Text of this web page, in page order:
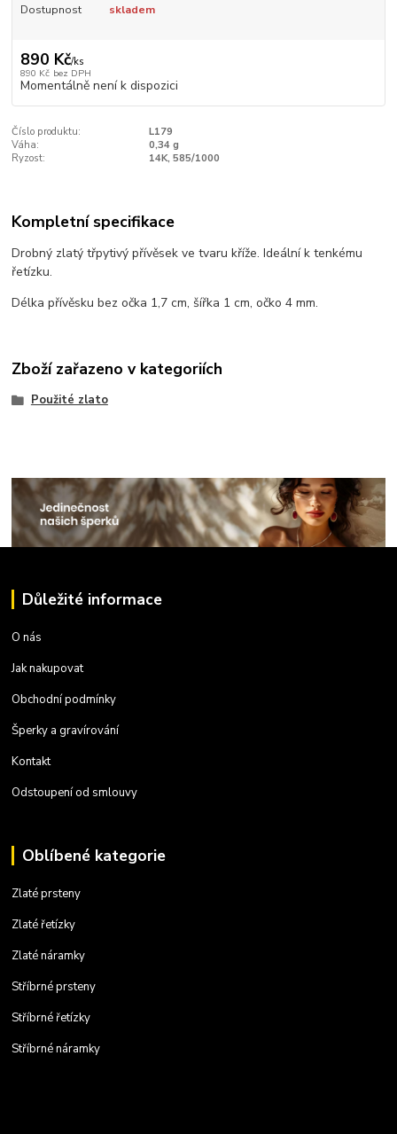
Dostupnost skladem
890 Kč/ks
890 Kč bez DPH
Momentálně není k dispozici
Číslo produktu:
L179
Váha:
0,34 g
Ryzost:
14K, 585/1000
Kompletní specifikace
Drobný zlatý třpytivý přívěsek ve tvaru kříže. Ideální k tenkému
řetízku.
Délka přívěsku bez očka 1,7 cm, šířka 1 cm, očko 4 mm.
Zboží zařazeno v kategoriích
Použité zlato
Důležité informace
O nás
Jak nakupovat
Obchodní podmínky
Šperky a gravírování
Kontakt
Odstoupení od smlouvy
Oblíbené kategorie
Zlaté prsteny
Zlaté řetízky
Zlaté náramky
Stříbrné prsteny
Stříbrné řetízky
Stříbrné náramky